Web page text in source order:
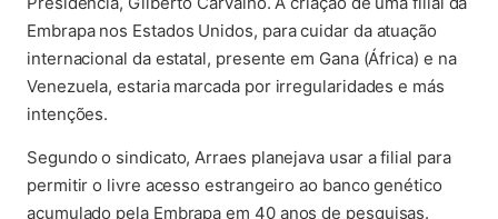
Embrapa nos Estados Unidos, para cuidar da atuação
internacional da estatal, presente em Gana (África) e na
Venezuela, estaria marcada por irregularidades e más
intenções.
Segundo o sindicato, Arraes planejava usar a filial para
permitir o livre acesso estrangeiro ao banco genético
acumulado pela Embrapa em 40 anos de pesquisas.